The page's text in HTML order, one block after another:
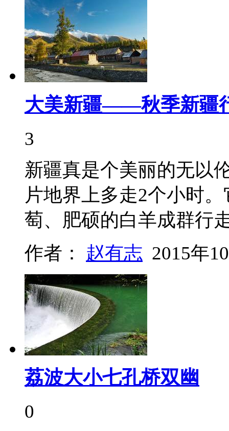
大美新疆——秋季新疆
3
新疆真是个美丽的无以
片地界上多走2个小时
萄、肥硕的白羊成群
作者： 赵有志 2015年
荔波大小七孔桥双幽
0